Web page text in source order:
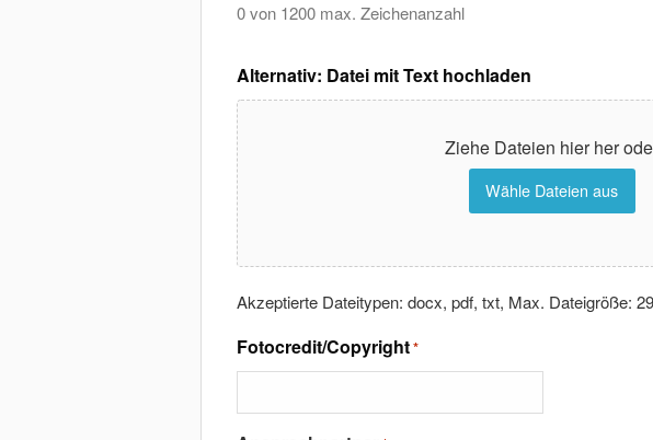
0 von 1200 max. Zeichenanzahl
Alternativ: Datei mit Text hochladen
Ziehe Dateien hier her
Wähle Dateien aus
Akzeptierte Dateitypen: docx, pdf, txt, Max. Dateigröße:
Fotocredit/Copyright*